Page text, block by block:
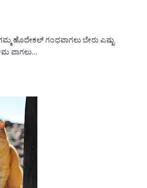
ಹೊದೇಕಲ್ ಗಂಧವಾಗಲು ಬೇರು ಎಷ್ಟು
ವಾಗಲು…